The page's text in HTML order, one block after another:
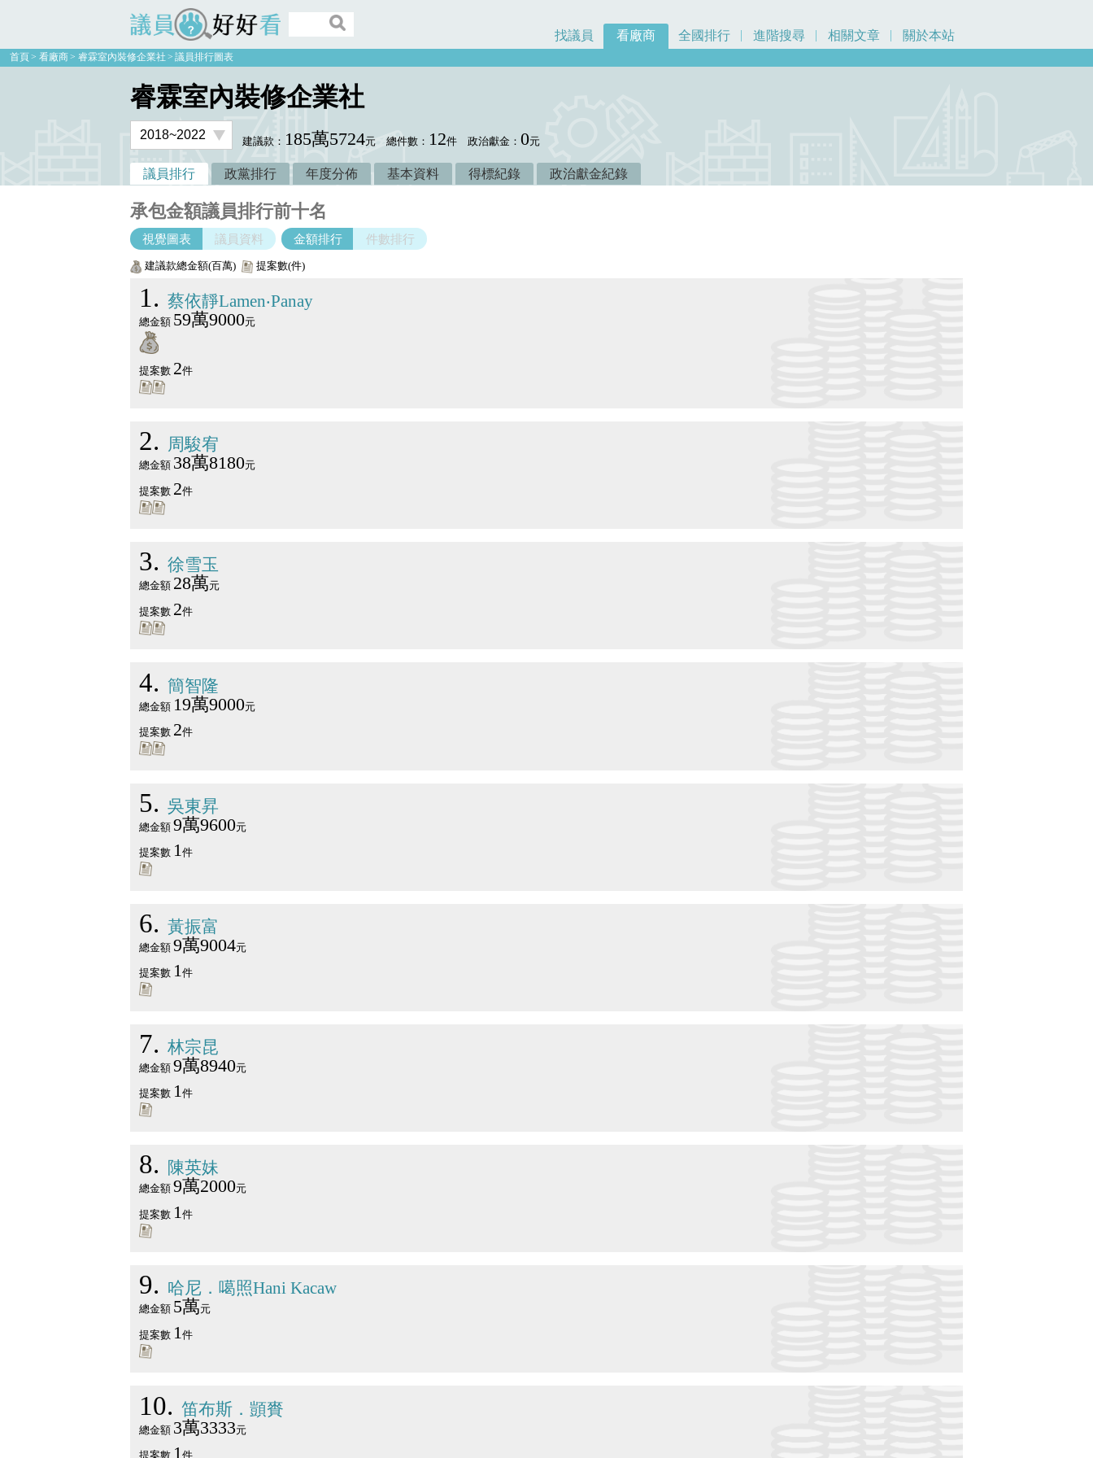
議員好好看
找議員 看廠商 全國排行 進階搜尋 相關文章 關於本站
首頁 看廠商 睿霖室內裝修企業社 議員排行圖表
睿霖室內裝修企業社
建議款： 185萬5724元 總件數： 12件 政治獻金：0元
議員排行 政黨排行 年度分佈 基本資料 得標紀錄 政治獻金紀錄
承包金額議員排行前十名
視覺圖表 議員資料 金額排行 件數排行
建議款總金額(百萬) 提案數(件)
1 蔡依靜Lamen‧Panay
總金額 59萬9000元
提案數 2件
2 周駿宥
總金額 38萬8180元
提案數 2件
3 徐雪玉
總金額 28萬元
提案數 2件
4 簡智隆
總金額 19萬9000元
提案數 2件
5 吳東昇
總金額9萬9600元
提案數 1件
6 黃振富
總金額9萬9004元
提案數 1件
7 林宗昆
總金額9萬8940元
提案數 1件
8 陳英妹
總金額9萬2000元
提案數 1件
9 哈尼．噶照Hani Kacaw
總金額 5萬元
提案數 1件
10 笛布斯．顗賚
總金額 3萬3333元
提案數 1件